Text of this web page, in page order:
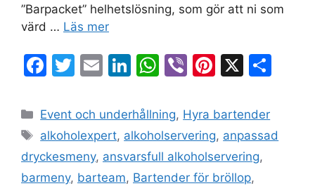
”Barpacket” helhetslösning, som gör att ni som
värd … Läs mer
F
c
e
b
o
T
itt
er
E
ai
l
Li
k
e
dI
n
W
at
s
A
p
Vi
er
Pi
er
e
st
X
Event och underhållning, Hyra bartender
alkoholexpert, alkoholservering, anpassad
dryckesmeny, ansvarsfull alkoholservering,
barmeny, barteam, Bartender för bröllop,